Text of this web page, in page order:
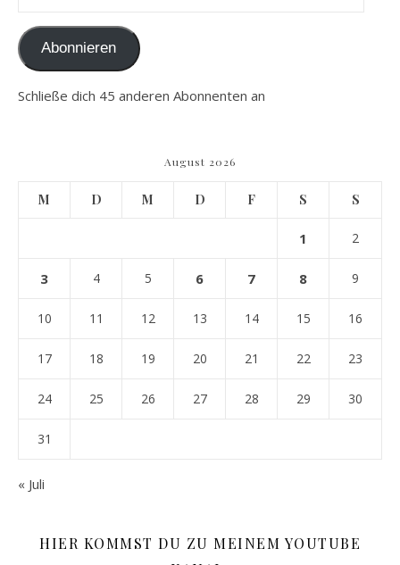
Abonnieren
Schließe dich 45 anderen Abonnenten an
August 2026
M D M D F S S
1 2
3 4 5 6 7 8 9
10 11 12 13 14 15 16
17 18 19 20 21 22 23
24 25 26 27 28 29 30
31
« Juli
HIER KOMMST DU ZU MEINEM YOUTUBE